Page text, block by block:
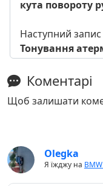
кута повороту
Наступний запис
Тонування
Коментарі
Щоб залишати
Olegka
Я їжджу на